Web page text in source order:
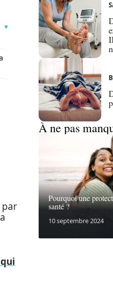
par
À ne pas
Pourquoi une
santé ?
10 septembre 2024